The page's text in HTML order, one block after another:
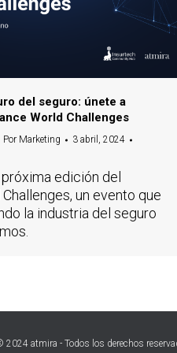
del seguro: únete a
World Challenges
Por Marketing
3 abril, 2024
edición del
un evento que
la industria del seguro
2024 atmira - Todos los derechos